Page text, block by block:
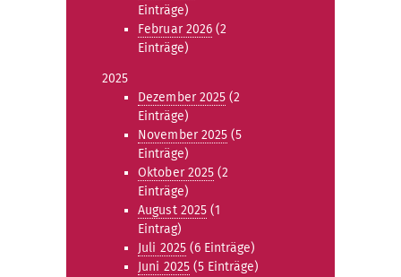
Einträge)
Februar 2026 (2
Einträge)
2025
Dezember 2025 (2
Einträge)
November 2025 (5
Einträge)
Oktober 2025 (2
Einträge)
August 2025 (1
Eintrag)
Juli 2025(6 Einträge)
Juni 2025(5 Einträge)